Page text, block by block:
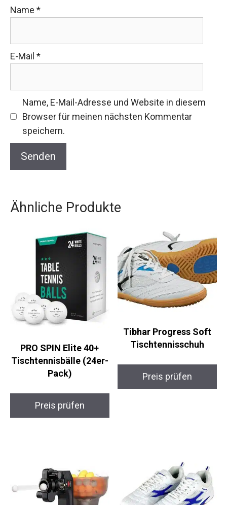
Name *
E-Mail *
Name, E-Mail-Adresse und Website in diesem
Browser für meinen nächsten Kommentar
speichern.
Ähnliche Produkte
PRO SPIN Elite 40+
Tischtennisbälle (24er-
Pack)
Preis prüfen
Tibhar Progress Soft
Tischtennisschuh
Preis prüfen